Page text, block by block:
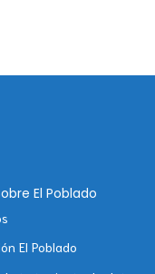
El Poblado
El Poblado